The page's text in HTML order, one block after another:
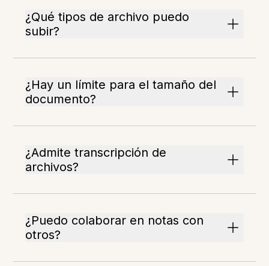
¿Qué tipos de archivo puedo
subir?
¿Hay un límite para el tamaño del
documento?
¿Admite transcripción de
archivos?
¿Puedo colaborar en notas con
otros?